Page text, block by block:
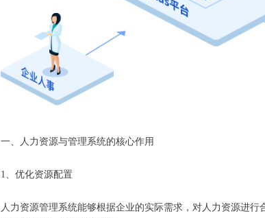
一、人力资源与管理系统的核心作用
1、优化资源配置
人力资源管理系统能够根据企业的实际需求，对人力资源进